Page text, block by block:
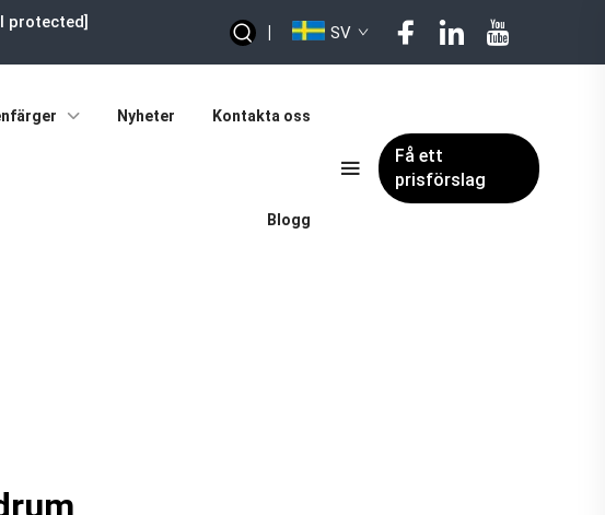
protected] | SV
Nyheter Kontakta oss
Blogg
Få ett
prisförslag